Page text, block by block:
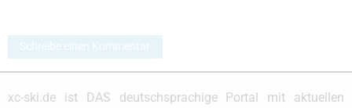
Schreibe einen Kommentar
xc-ski.de ist DAS deutschsprachige Portal mit aktuellen